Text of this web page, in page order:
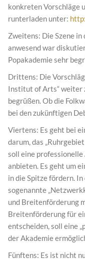
konkreten Vorschläge
runterladen unter:
Zweitens: Die Szene
anwesend war
Popakademie sehr
Drittens: Die
Institut of Arts“ weiter
begrüßen. Ob die
bei den zukünftigen
Viertens: Es geht bei
darum, das
soll eine
anbieten. Es geht um
in die Spitze fördern.
sogenannte
und Breitenförderung
Breitenförderung für
entscheiden, soll eine
der Akademie
Fünftens: Es ist nicht